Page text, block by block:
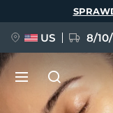
US 8/